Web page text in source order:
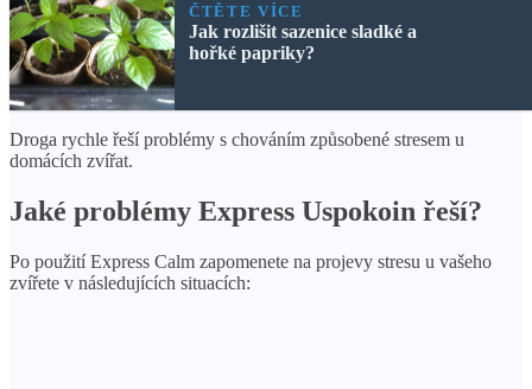
ČTĚTE VÍCE
Jak rozlišit sazenice sladké a
hořké papriky?
Droga rychle řeší problémy s chováním způsobené stresem u
domácích zvířat.
Jaké problémy Express Uspokoin řeší?
Po použití Express Calm zapomenete na projevy stresu u vašeho
zvířete v následujících situacích: